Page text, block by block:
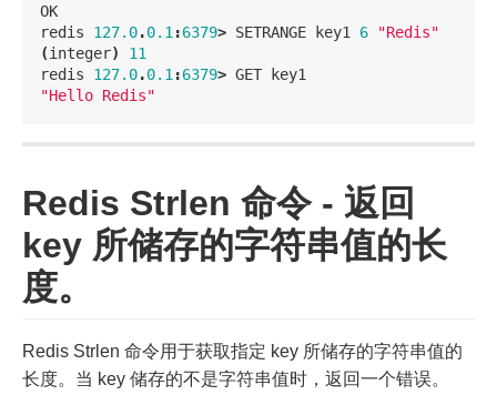
OK
redis
127.0.0.1 :6379> SETRANGE key1 6
"Redis"
(integer)
11
redis
127.0.0.1 :6379> GET key1
"Hello Redis"
Redis Strlen 命令 - 返回
key 所储存的字符串值的长
度。
Redis Strlen 命令用于获取指定 key 所储存的字符串值的
长度。当 key 储存的不是字符串值时，返回一个错误。